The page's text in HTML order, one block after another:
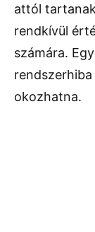
attól
rendkívül
számára.
okozhatna.